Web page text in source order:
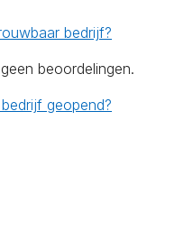
bedrijf?
beoordelingen.
geopend?